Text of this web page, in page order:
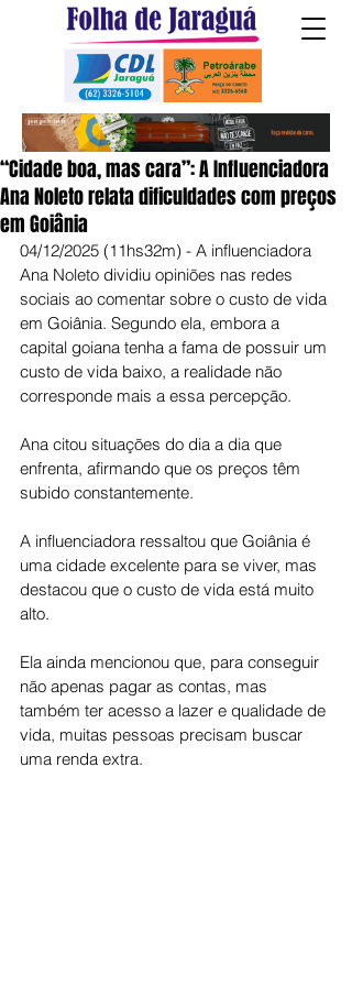
“Cidade boa, mas cara”: A Influenciadora
Ana Noleto relata dificuldades com preços
em Goiânia
04/12/2025 (11hs32m) - A influenciadora
Ana Noleto dividiu opiniões nas redes
sociais ao comentar sobre o custo de vida
em Goiânia. Segundo ela, embora a
capital goiana tenha a fama de possuir um
custo de vida baixo, a realidade não
corresponde mais a essa percepção.
Ana citou situações do dia a dia que
enfrenta, afirmando que os preços têm
subido constantemente.
A influenciadora ressaltou que Goiânia é
uma cidade excelente para se viver, mas
destacou que o custo de vida está muito
alto.
Ela ainda mencionou que, para conseguir
não apenas pagar as contas, mas
também ter acesso a lazer e qualidade de
vida, muitas pessoas precisam buscar
uma renda extra.